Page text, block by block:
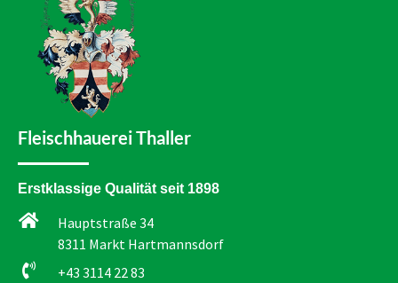
Fleischhauerei Thaller
Erstklassige Qualität seit 1898
Hauptstraße 34
8311 Markt Hartmannsdorf
+43 3114 22 83